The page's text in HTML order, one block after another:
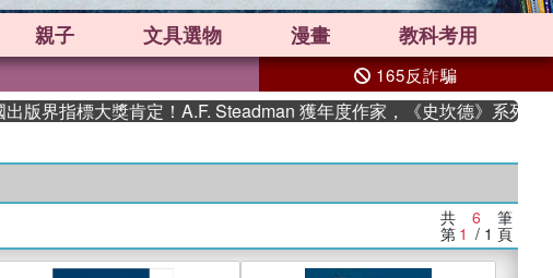
親子 文具選物 漫畫 教科考用
165反詐騙
界指標大獎肯定！A.F. Steadman 獲年度作家，《史坎德》系列帶你
共 6 筆
第 1 / 1 頁